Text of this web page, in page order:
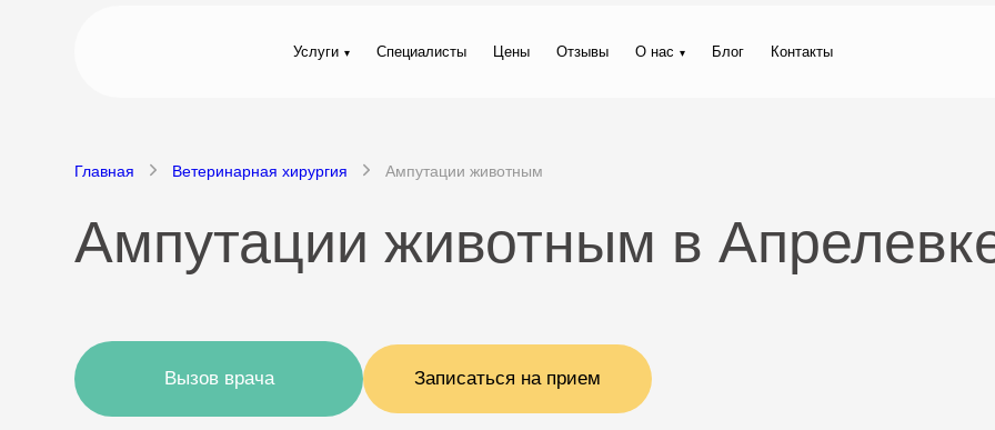
Услуги Специалисты Цены Отзывы О нас Блог Контакты
Главная Ветеринарная хирургия Ампутации животным
Ампутации животным в
Вызов врача Записаться на прием